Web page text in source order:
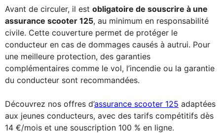
Avant de circuler, il est obligatoire de souscrire à une
assurance scooter 125, au minimum en responsabilité
civile. Cette couverture permet de protéger le
conducteur en cas de dommages causés à autrui. Pour
une meilleure protection, des garanties
complémentaires comme le vol, l’incendie ou la garantie
du conducteur sont recommandées.
Découvrez nos offres d’assurance scooter 125 adaptées
aux jeunes conducteurs, avec des tarifs compétitifs dès
14 €/mois et une souscription 100 % en ligne.